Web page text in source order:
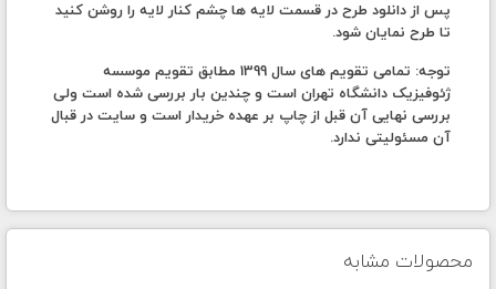
پس از دانلود طرح در قسمت لایه ها چشم کنار لایه را روشن کنید
تا طرح نمایان شود.
توجه:
تمامی تقویم های سال 1399 مطابق تقویم موسسه
ژئوفیزیک دانشگاه تهران است و چندین بار بررسی شده است ولی
بررسی نهایی آن قبل از چاپ بر عهده خریدار است و سایت در قبال
آن مسئولیتی ندارد.
محصولات مشابه